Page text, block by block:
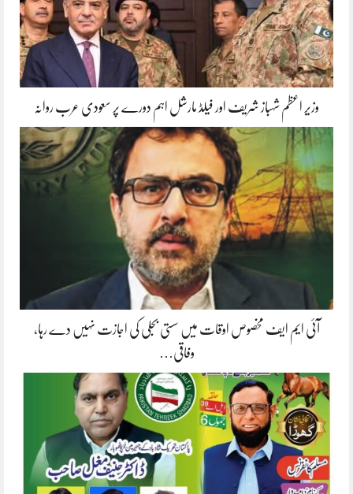
وزیر اعظم شہباز شریف اور فیلڈ مارشل اہم دورے پر سعودی عرب روانہ
آئی ایم ایف مخصوص اوقات میں سستی بجلی کی اجازت نہیں دے رہا،
وفاقی…